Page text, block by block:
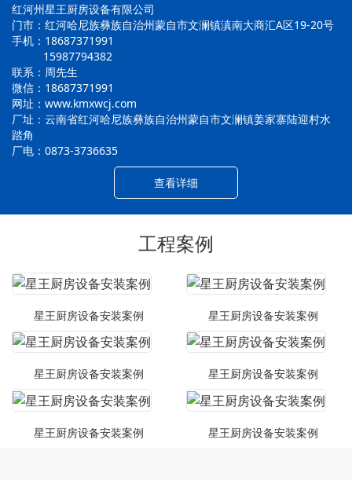
红河州星王厨房设备有限公司
门市：红河哈尼族彝族自治州蒙自市文澜镇滇南大商汇A区19-20号
手机：18687371991
15987794382
联系：周先生
微信：18687371991
网址：www.kmxwcj.com
厂址：云南省红河哈尼族彝族自治州蒙自市文澜镇姜家寨陆迎村水
踏角
厂电：0873-3736635
查看详细
工程案例
星王厨房设备安装案例 星王厨房设备安装案例
星王厨房设备安装案例 星王厨房设备安装案例
星王厨房设备安装案例 星王厨房设备安装案例